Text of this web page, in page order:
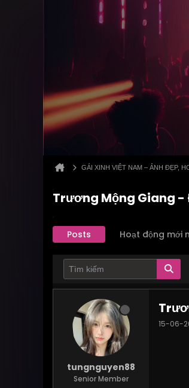
GÁI XINH VIỆT NAM – ẢNH ĐẸP,
Trương Mộng Giang
Posts Hoạt động mới
tungnguyen88
Senior Member
15-06-